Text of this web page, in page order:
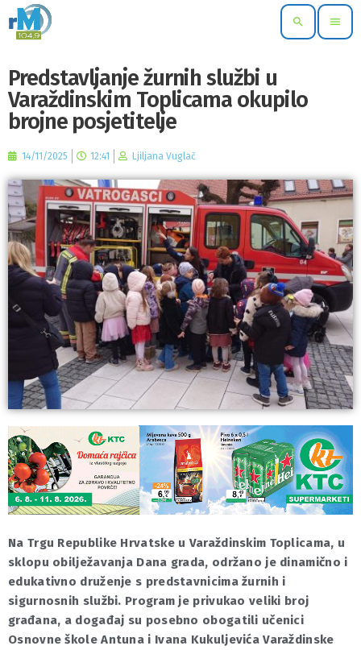
search menu
Predstavljanje žurnih službi u
Varaždinskim Toplicama okupilo
brojne posjetitelje
14/11/2025 12:41 Ljiljana Vuglač
Na Trgu Republike Hrvatske u Varaždinskim Toplicama, u
sklopu obilježavanja Dana grada, održano je dinamično i
edukativno druženje s predstavnicima žurnih i
sigurnosnih službi. Program je privukao veliki broj
građana, a događaj su posebno obogatili učenici
Osnovne škole Antuna i Ivana Kukuljevića Varaždinske